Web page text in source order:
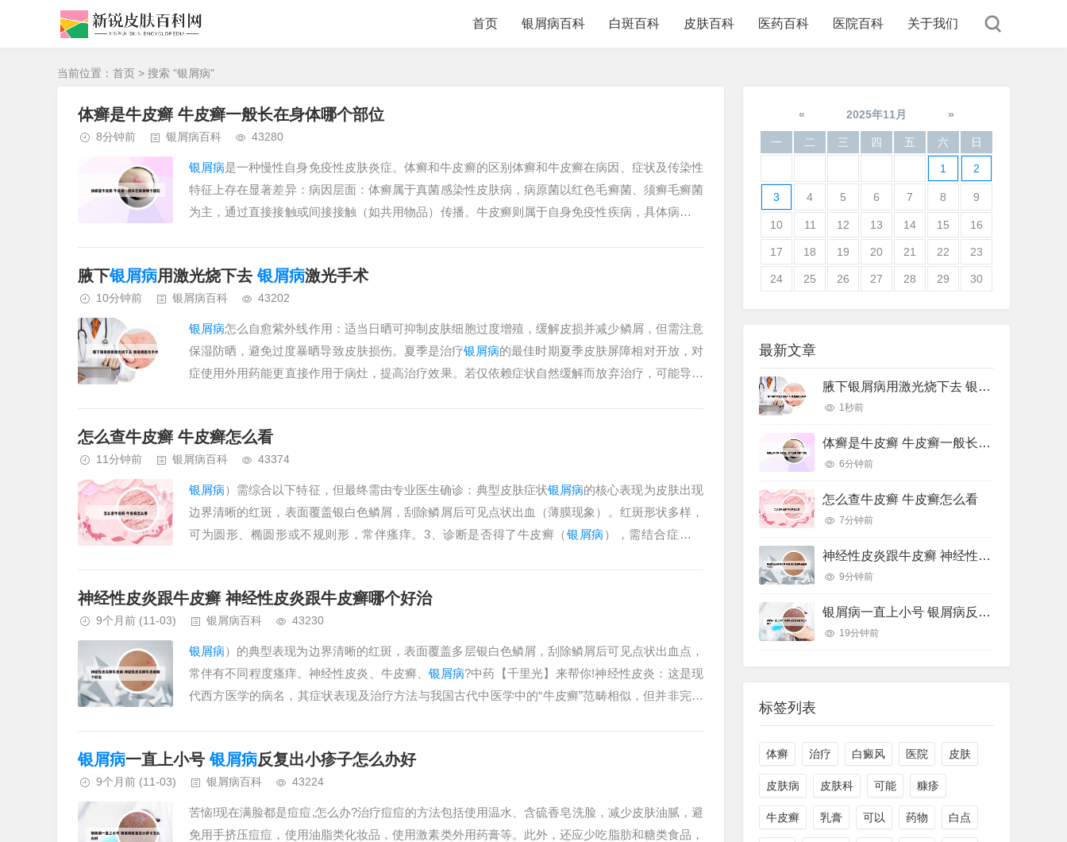
首页 银屑病百科 白斑百科 皮肤百科 医药百科 医院百科 关于我们
当前位置： 首页 > 搜索 "银屑病"
体癣是牛皮癣 牛皮癣一般长在身体哪个部位
8分钟前 银屑病百科 43280
银屑病是一种慢性自身免疫性皮肤炎症。体癣和牛皮癣的区别体癣和牛皮癣在病因、症状及传染性
特征上存在显著差异：病因层面：体癣属于真菌感染性皮肤病，病原菌以红色毛癣菌、须癣毛癣菌
为主，通过直接接触或间接接触（如共用物品）传播。牛皮癣则属于自身免疫性疾病，具体病因尚
腋下银屑病用激光烧下去银屑病激光手术
10分钟前 银屑病百科 43202
银屑病怎么自愈紫外线作用：适当日晒可抑制皮肤细胞过度增殖，缓解皮损并减少鳞屑，但需注意
保湿防晒，避免过度暴晒导致皮肤损伤。夏季是治疗银屑病的最佳时期夏季皮肤屏障相对开放，对
症使用外用药能更直接作用于病灶，提高治疗效果。若仅依赖症状自然缓解而放弃治疗，可能导致
怎么查牛皮癣 牛皮癣怎么看
11分钟前 银屑病百科 43374
银屑病）需综合以下特征，但最终需由专业医生确诊：典型皮肤症状银屑病的核心表现为皮肤出现
边界清晰的红斑，表面覆盖银白色鳞屑，刮除鳞屑后可见点状出血（薄膜现象）。红斑形状多样，
可为圆形、椭圆形或不规则形，常伴瘙痒。3、诊断是否得了牛皮癣（银屑病 ），需结合症状观
神经性皮炎跟牛皮癣 神经性皮炎跟牛皮癣哪个好治
9个月前 (11-03) 银屑病百科 43230
银屑病）的典型表现为边界清晰的红斑，表面覆盖多层银白色鳞屑，刮除鳞屑后可见点状出血点，
常伴有不同程度瘙痒。神经性皮炎、牛皮癣、 银屑病?中药【千里光】来帮你!神经性皮炎：这是现
代西方医学的病名，其症状表现及治疗方法与我国古代中医学中的“牛皮癣”范畴相似，但并非完全
银屑病一直上小号银屑病反复出小疹子怎么办好
9个月前 (11-03) 银屑病百科 43224
苦恼!现在满脸都是痘痘,怎么办?治疗痘痘的方法包括使用温水、含硫香皂洗脸，减少皮肤油腻，避
免用手挤压痘痘，使用油脂类化妆品，使用激素类外用药膏等。此外，还应少吃脂肪和糖类食品，
« 2025年11月 »
一 二 三 四 五 六 日
1 2
3 4 5 6 7 8 9
10 11 12 13 14 15 16
17 18 19 20 21 22 23
24 25 26 27 28 29 30
最新文章
腋下银屑病用激光烧下去 银屑病激光手术
1秒前
体癣是牛皮癣 牛皮癣一般长在身体哪个部位
6分钟前
怎么查牛皮癣 牛皮癣怎么看
7分钟前
神经性皮炎跟牛皮癣 神经性皮炎跟牛皮癣哪个好治
9分钟前
银屑病一直上小号 银屑病反复出小疹子怎么办好
19分钟前
标签列表
体癣 治疗 白癜风 医院 皮肤
皮肤病 皮肤科 可能 糠疹
牛皮癣 乳膏 可以 药物 白点